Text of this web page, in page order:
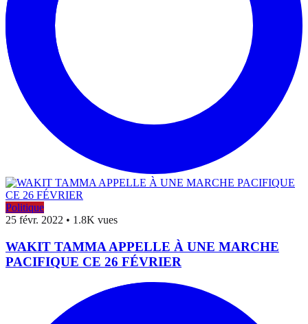
Politique
25 févr. 2022 • 1.8K vues
WAKIT TAMMA APPELLE À UNE MARCHE
PACIFIQUE CE 26 FÉVRIER